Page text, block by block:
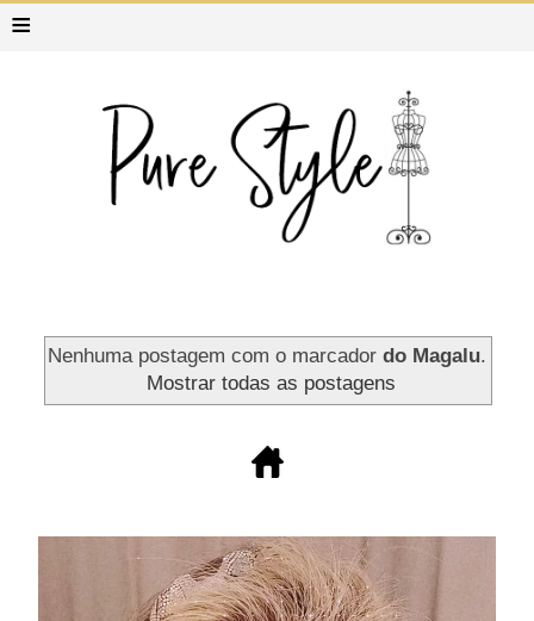
≡
Nenhuma postagem com o marcador do Magalu.
Mostrar todas as postagens